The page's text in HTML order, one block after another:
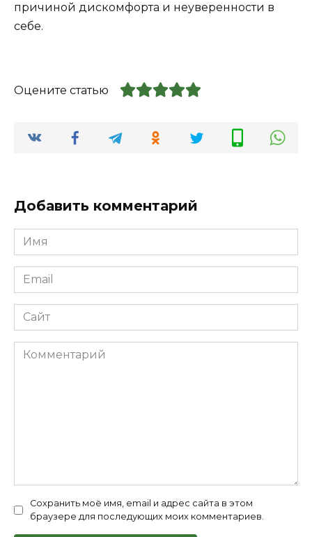
причиной дискомфорта и неуверенности в
себе.
Оцените статью
Добавить комментарий
Имя
*
Email
*
Сайт
Комментарий
Сохранить моё имя, email и адрес сайта в этом
браузере для последующих моих комментариев.